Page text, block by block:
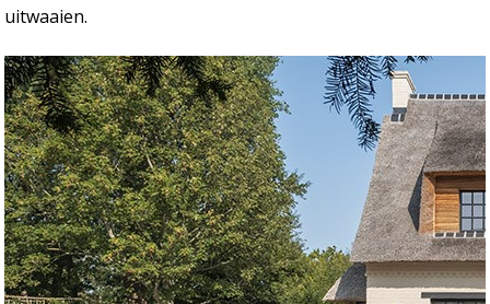
uitwaaien.